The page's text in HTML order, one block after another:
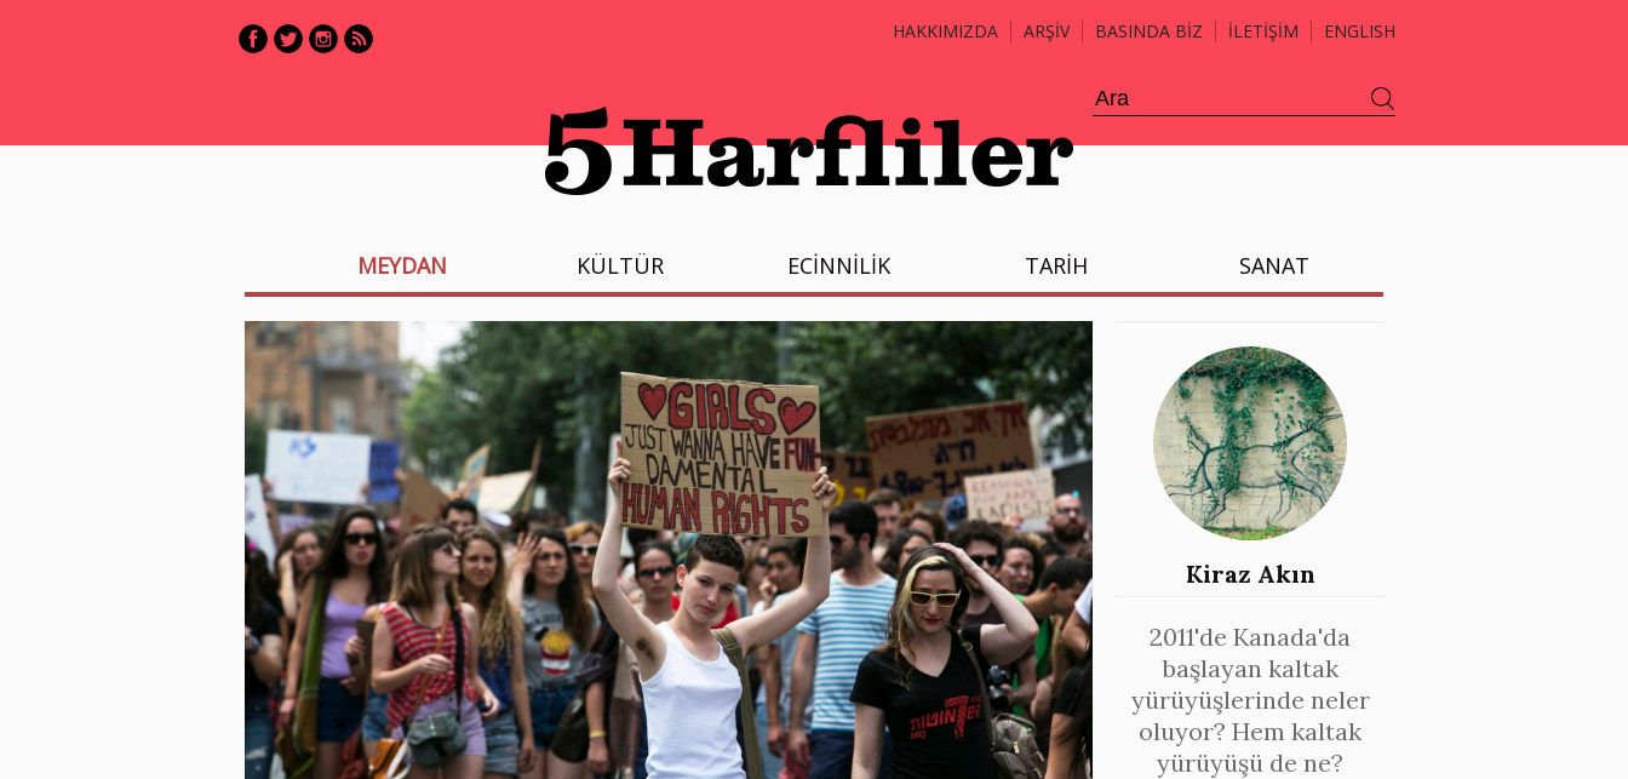
HAKKIMIZDA ARŞİV BASINDA BİZ İLETİŞİM ENGLISH
MEYDAN KÜLTÜR ECİNNİLİK TARİH SANAT
Kiraz Akın
2011'de Kanada'da
başlayan kaltak
yürüyüşlerinde neler
oluyor? Hem kaltak
yürüyüşü de ne?